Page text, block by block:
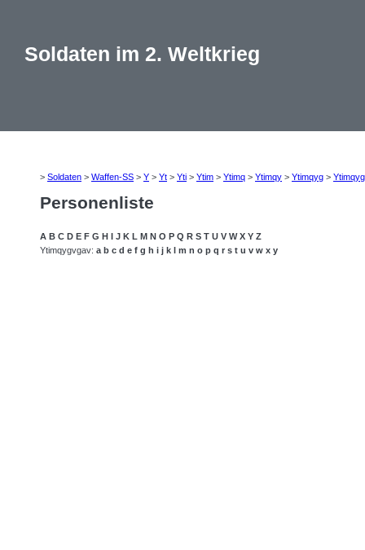
Soldaten im 2. Weltkrieg
> Soldaten > Waffen-SS > Y > Yt > Yti > Ytim > Ytimq > Ytimqy > Ytimqyg >
Personenliste
A B C D E F G H I J K L M N O P Q R S T U V W X Y Z
Ytimqygvgav: a b c d e f g h i j k l m n o p q r s t u v w x y